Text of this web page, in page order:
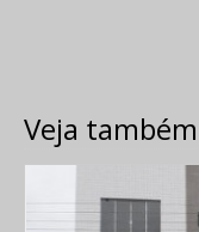
Veja também